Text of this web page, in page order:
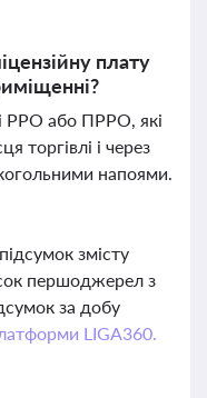
плату
РРО або ПРРО, які
торгівлі і через
напоями.
змісту
першоджерел з
за добу
LIGA360.